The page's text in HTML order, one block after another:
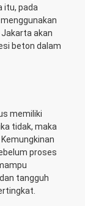
itu, pada
akan
beton dalam
memiliki
tidak, maka
proses
tangguh